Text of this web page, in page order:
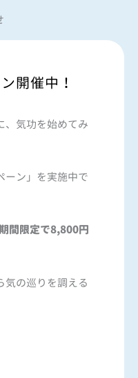
開催中！
、気功を始めてみ
ーン」を実施中で
間限定で8,800円
気の巡りを調える